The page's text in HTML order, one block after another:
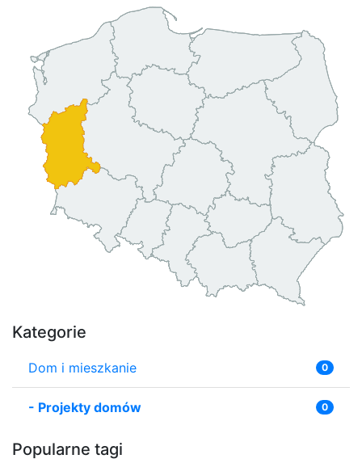
Kategorie
Dom i mieszkanie 0
- Projekty domów 0
Popularne tagi